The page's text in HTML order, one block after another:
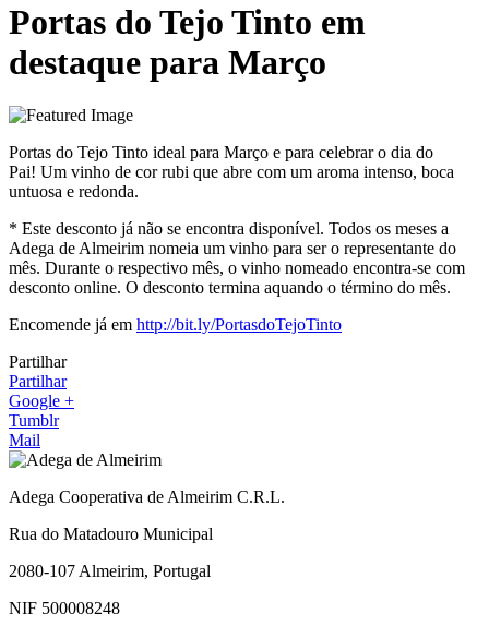
Portas do Tejo Tinto em
destaque para Março
Portas do Tejo Tinto ideal para Março e para celebrar o dia do
Pai! Um vinho de cor rubi que abre com um aroma intenso, boca
untuosa e redonda.
* Este desconto já não se encontra disponível. Todos os meses a
Adega de Almeirim nomeia um vinho para ser o representante do
mês. Durante o respectivo mês, o vinho nomeado encontra-se com
desconto online. O desconto termina aquando o término do mês.
Encomende já em http://bit.ly/PortasdoTejoTinto
Partilhar
Partilhar
Google +
Tumblr
Mail
Adega Cooperativa de Almeirim C.R.L.
Rua do Matadouro Municipal
2080-107 Almeirim, Portugal
NIF 500008248